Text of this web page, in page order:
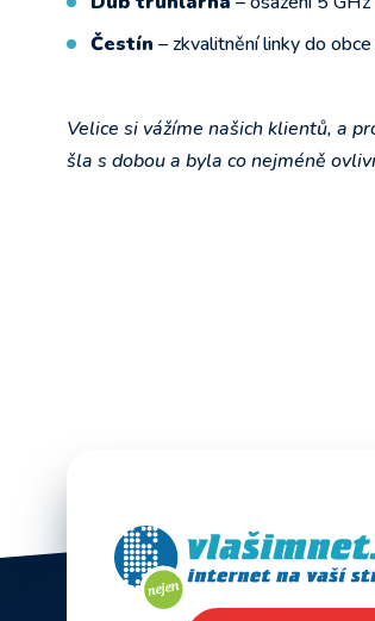
Čestín – zkvalitnění linky do
Velice si vážíme našich klientů, a
šla s dobou a byla co nejméně